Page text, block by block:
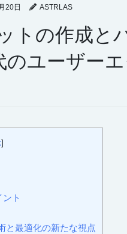
20日 ASTRLAS
トの作成と
のユーザー
]
ト
と最適化の新たな視点